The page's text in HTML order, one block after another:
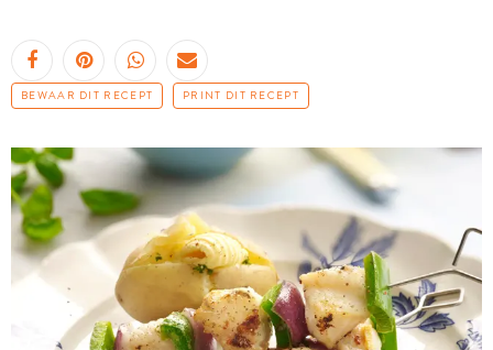
BEWAAR DIT RECEPT PRINT DIT RECEPT